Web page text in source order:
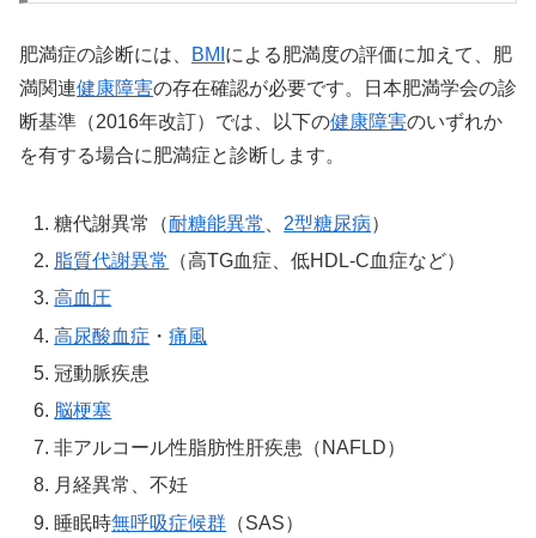
肥満症の診断には、 BMI による肥満度の評価に加えて、肥
満関連健康障害の存在確認が必要です。日本肥満学会の診
断基準（2016年改訂）では、以下の健康障害のいずれか
を有する場合に肥満症と診断します。
糖代謝異常（耐糖能異常 2型糖尿病）
脂質代謝異常
（高TG血症、低HDL-C血症など）
高血圧
高尿酸血症 ・痛風
冠動脈疾患
脳梗塞
非アルコール性脂肪性肝疾患（NAFLD）
月経異常、不妊
睡眠時無呼吸症候群 （SAS）